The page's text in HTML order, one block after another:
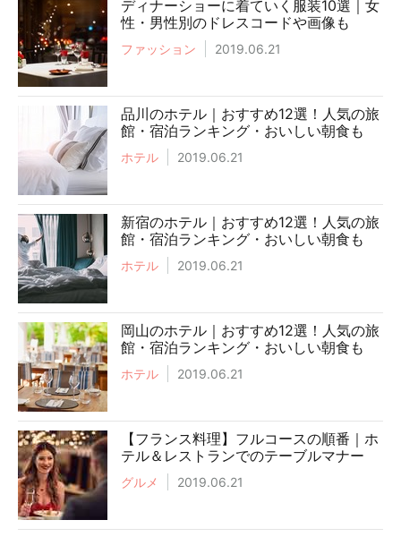
ディナーショーに着ていく服装10選｜女
性・男性別のドレスコードや画像も
ファッション 2019.06.21
品川のホテル｜おすすめ12選！人気の旅
館・宿泊ランキング・おいしい朝食も
ホテル 2019.06.21
新宿のホテル｜おすすめ12選！人気の旅
館・宿泊ランキング・おいしい朝食も
ホテル 2019.06.21
岡山のホテル｜おすすめ12選！人気の旅
館・宿泊ランキング・おいしい朝食も
ホテル 2019.06.21
【フランス料理】フルコースの順番｜ホ
テル＆レストランでのテーブルマナー
グルメ 2019.06.21